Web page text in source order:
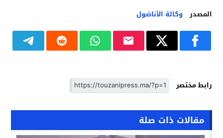
المصدر وكالة الأناضول
رابط مختصر
مقالات ذات صلة